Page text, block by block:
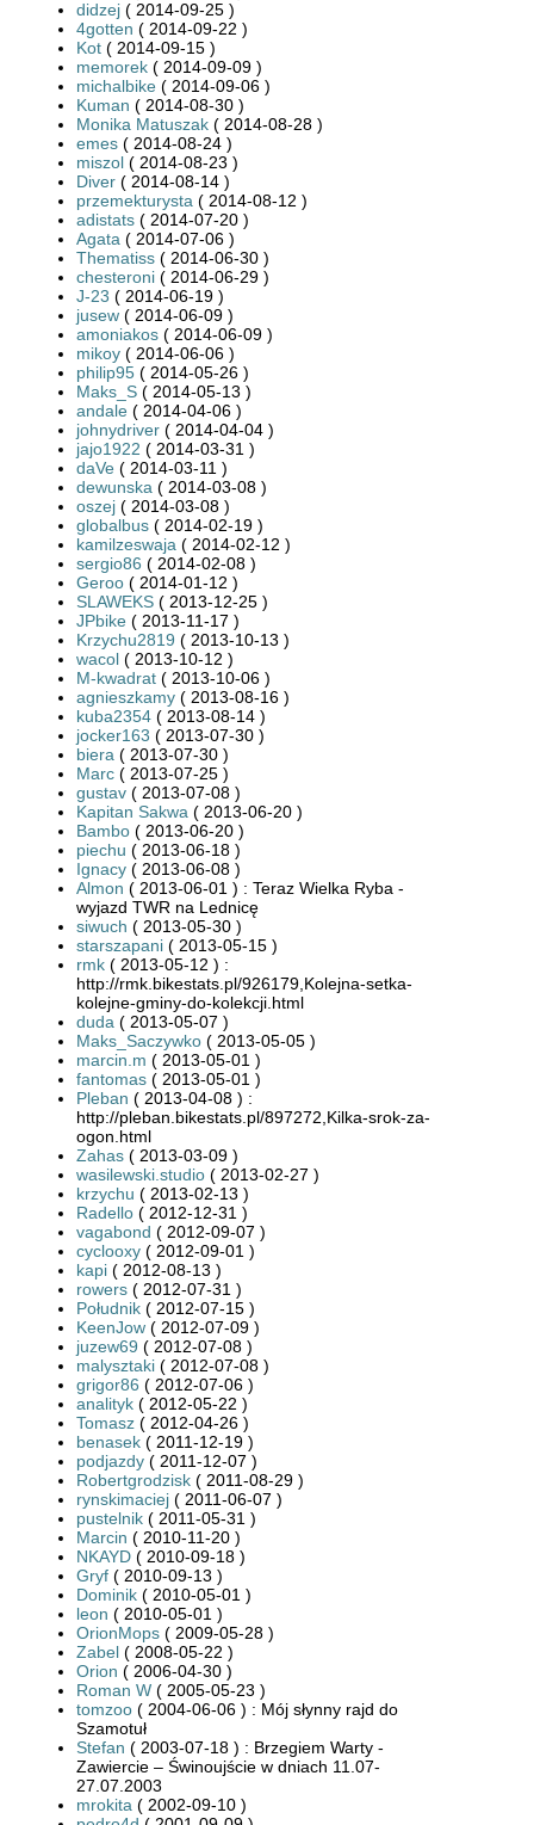
didzej ( 2014-09-25 )
4gotten ( 2014-09-22 )
Kot ( 2014-09-15 )
memorek ( 2014-09-09 )
michalbike ( 2014-09-06 )
Kuman ( 2014-08-30 )
Monika Matuszak ( 2014-08-28 )
emes ( 2014-08-24 )
miszol ( 2014-08-23 )
Diver ( 2014-08-14 )
przemekturysta ( 2014-08-12 )
adistats ( 2014-07-20 )
Agata ( 2014-07-06 )
Thematiss ( 2014-06-30 )
chesteroni ( 2014-06-29 )
J-23 ( 2014-06-19 )
jusew ( 2014-06-09 )
amoniakos ( 2014-06-09 )
mikoy ( 2014-06-06 )
philip95 ( 2014-05-26 )
Maks_S ( 2014-05-13 )
andale ( 2014-04-06 )
johnydriver ( 2014-04-04 )
jajo1922 ( 2014-03-31 )
daVe ( 2014-03-11 )
dewunska ( 2014-03-08 )
oszej ( 2014-03-08 )
globalbus ( 2014-02-19 )
kamilzeswaja ( 2014-02-12 )
sergio86 ( 2014-02-08 )
Geroo ( 2014-01-12 )
SLAWEKS ( 2013-12-25 )
JPbike ( 2013-11-17 )
Krzychu2819 ( 2013-10-13 )
wacol ( 2013-10-12 )
M-kwadrat ( 2013-10-06 )
agnieszkamy ( 2013-08-16 )
kuba2354 ( 2013-08-14 )
jocker163 ( 2013-07-30 )
biera ( 2013-07-30 )
Marc ( 2013-07-25 )
gustav ( 2013-07-08 )
Kapitan Sakwa ( 2013-06-20 )
Bambo ( 2013-06-20 )
piechu ( 2013-06-18 )
Ignacy ( 2013-06-08 )
Almon ( 2013-06-01 ) : Teraz Wielka Ryba -
wyjazd TWR na Lednicę
siwuch ( 2013-05-30 )
starszapani ( 2013-05-15 )
rmk ( 2013-05-12 ) :
http://rmk.bikestats.pl/926179,Kolejna-setka-
kolejne-gminy-do-kolekcji.html
duda ( 2013-05-07 )
Maks_Saczywko ( 2013-05-05 )
marcin.m ( 2013-05-01 )
fantomas ( 2013-05-01 )
Pleban ( 2013-04-08 ) :
http://pleban.bikestats.pl/897272,Kilka-srok-za-
ogon.html
Zahas ( 2013-03-09 )
wasilewski.studio ( 2013-02-27 )
krzychu ( 2013-02-13 )
Radello ( 2012-12-31 )
vagabond ( 2012-09-07 )
cyclooxy ( 2012-09-01 )
kapi ( 2012-08-13 )
rowers ( 2012-07-31 )
Południk ( 2012-07-15 )
KeenJow ( 2012-07-09 )
juzew69 ( 2012-07-08 )
malysztaki ( 2012-07-08 )
grigor86 ( 2012-07-06 )
analityk ( 2012-05-22 )
Tomasz ( 2012-04-26 )
benasek ( 2011-12-19 )
podjazdy ( 2011-12-07 )
Robertgrodzisk ( 2011-08-29 )
rynskimaciej ( 2011-06-07 )
pustelnik ( 2011-05-31 )
Marcin ( 2010-11-20 )
NKAYD ( 2010-09-18 )
Gryf ( 2010-09-13 )
Dominik ( 2010-05-01 )
leon ( 2010-05-01 )
OrionMops ( 2009-05-28 )
Zabel ( 2008-05-22 )
Orion ( 2006-04-30 )
Roman W ( 2005-05-23 )
tomzoo ( 2004-06-06 ) : Mój słynny rajd do
Szamotuł
Stefan ( 2003-07-18 ) : Brzegiem Warty -
Zawiercie – Świnoujście w dniach 11.07-
27.07.2003
mrokita ( 2002-09-10 )